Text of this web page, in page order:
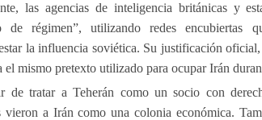
las agencias de inteligencia británicas y
de régimen”, utilizando redes encubiertas
la influencia soviética. Su justificación
el mismo pretexto utilizado para ocupar Irán
de tratar a Teherán como un socio con
vieron a Irán como una colonia económica.